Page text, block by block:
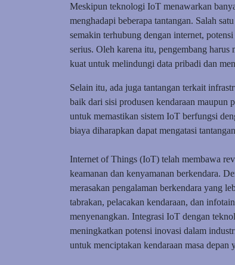
Meskipun teknologi IoT menawarkan
menghadapi beberapa tantangan. Salah
semakin terhubung dengan internet,
serius. Oleh karena itu, pengembang harus
kuat untuk melindungi data pribadi dan
Selain itu, ada juga tantangan terkait
baik dari sisi produsen kendaraan maupun
untuk memastikan sistem IoT berfungsi
biaya diharapkan dapat mengatasi
Internet of Things (IoT) telah membawa
keamanan dan kenyamanan berkendara.
merasakan pengalaman berkendara yang
tabrakan, pelacakan kendaraan, dan
menyenangkan. Integrasi IoT dengan
meningkatkan potensi inovasi dalam
untuk menciptakan kendaraan masa